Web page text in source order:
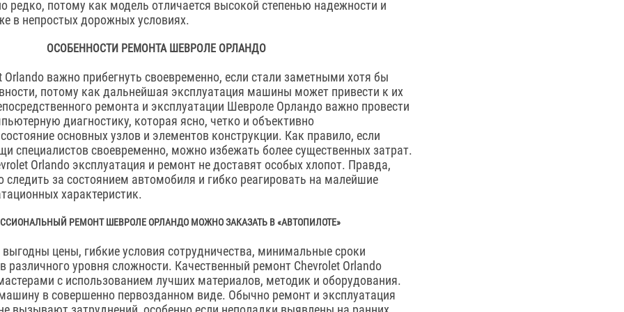
редко, потому как модель отличается высокой степенью надежности и
в непростых дорожных условиях.
ОСОБЕННОСТИ РЕМОНТА ШЕВРОЛЕ ОРЛАНДО
Orlando важно прибегнуть своевременно, если стали заметными хотя бы
потому как дальнейшая эксплуатация машины может привести к их
ремонта и эксплуатации Шевроле Орландо важно провести
диагностику, которая ясно, четко и объективно
основных узлов и элементов конструкции. Как правило, если
специалистов своевременно, можно избежать более существенных затрат.
Orlando эксплуатация и ремонт не доставят особых хлопот. Правда,
следить за состоянием автомобиля и гибко реагировать на малейшие
характеристик.
РЕМОНТ ШЕВРОЛЕ ОРЛАНДО МОЖНО ЗАКАЗАТЬ В «АВТОПИЛОТЕ»
цены, гибкие условия сотрудничества, минимальные сроки
различного уровня сложности. Качественный ремонт Chevrolet Orlando
с использованием лучших материалов, методик и оборудования.
в совершенно первозданном виде. Обычно ремонт и эксплуатация